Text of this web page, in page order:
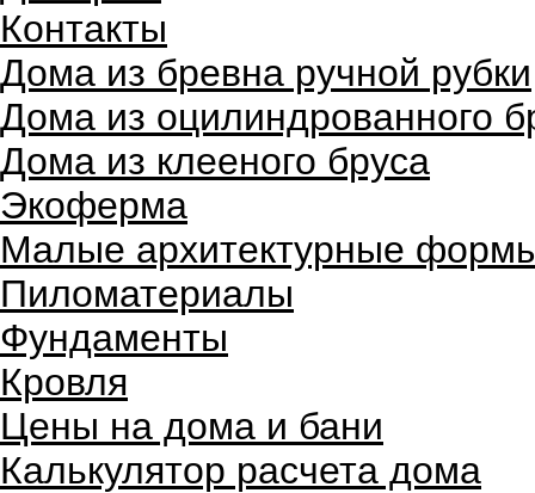
Контакты
Дома из бревна ручной рубки
Дома из оцилиндрованного
Дома из клееного бруса
Экоферма
Малые архитектурные
Пиломатериалы
Фундаменты
Кровля
Цены на дома и бани
Калькулятор расчета дома